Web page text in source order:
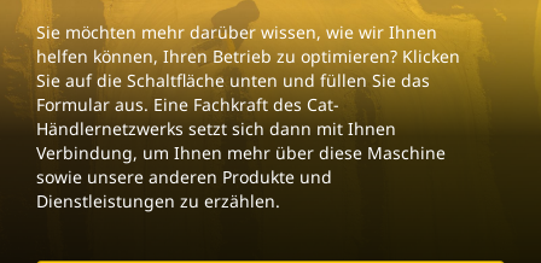
Sie möchten mehr darüber wissen, wie wir Ihnen
helfen können, Ihren Betrieb zu optimieren? Klicken
Sie auf die Schaltfläche unten und füllen Sie das
Formular aus. Eine Fachkraft des Cat-
Händlernetzwerks setzt sich dann mit Ihnen
Verbindung, um Ihnen mehr über diese Maschine
sowie unsere anderen Produkte und
Dienstleistungen zu erzählen.